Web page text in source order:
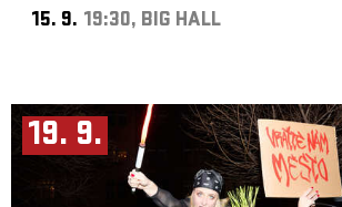
15. 9. 19:30, BIG HALL
19. 9.